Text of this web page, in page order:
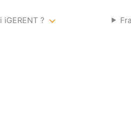
iGERENT ?